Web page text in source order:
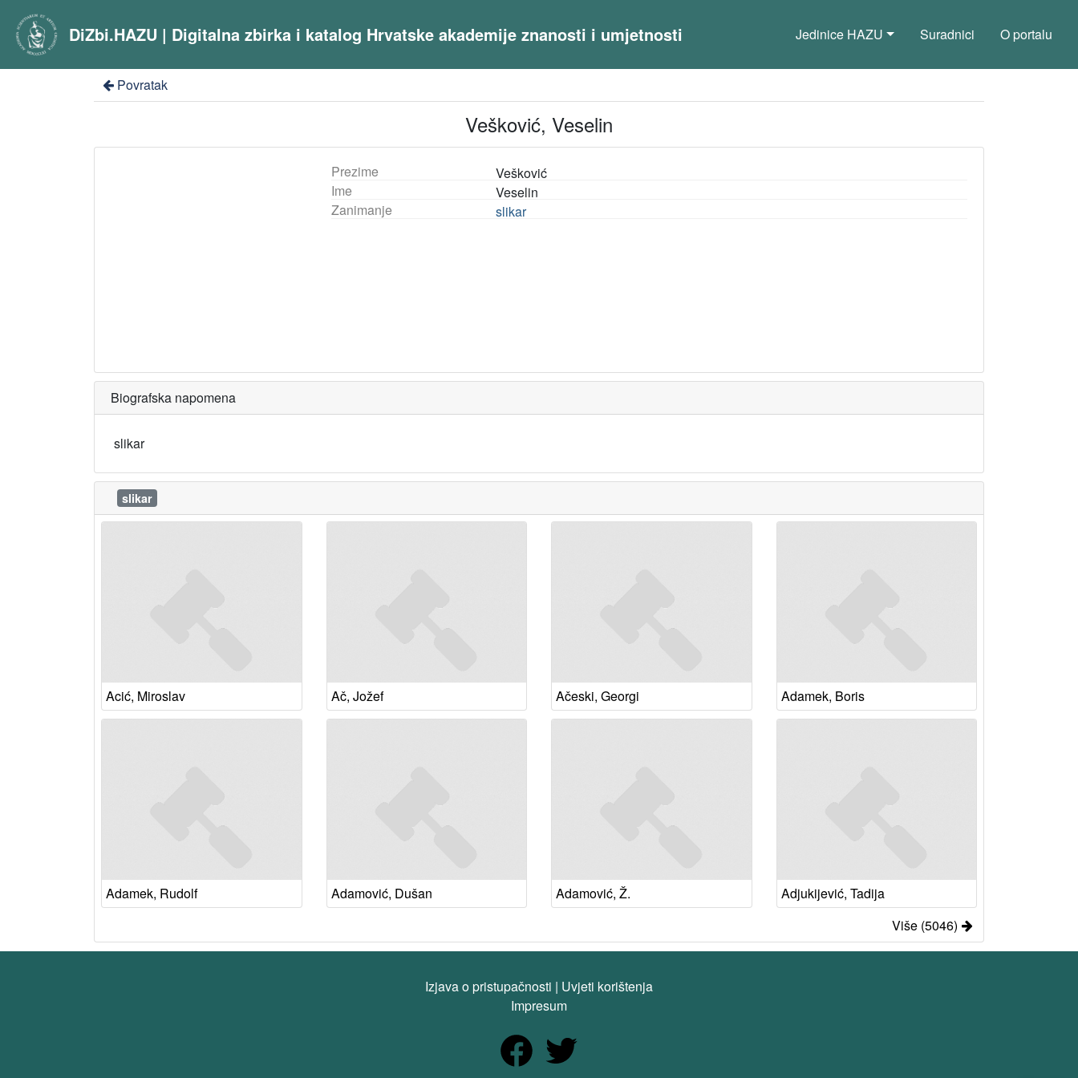
DiZbi.HAZU | Digitalna zbirka i katalog Hrvatske akademije znanosti i umjetnosti Jedinice HAZU Suradnici O portalu
Povratak
Vešković, Veselin
Prezime
Vešković
Ime
Veselin
Zanimanje
slikar
Biografska napomena
slikar
slikar
Acić, Miroslav Ač, Jožef Ačeski, Georgi Adamek, Boris
Adamek, Rudolf Adamović, Dušan Adamović, Ž.
Adjukijević, Tadija
Više (5046)
Izjava o pristupačnosti | Uvjeti korištenja
Impresum